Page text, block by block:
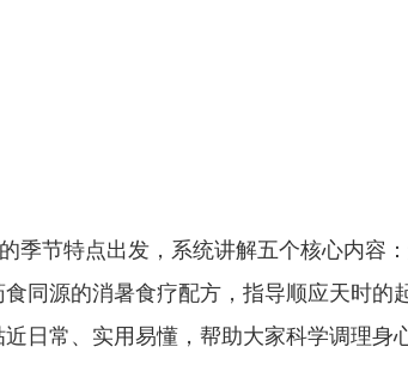
节特点出发，系统讲解五个核心内容
同源的消暑食疗配方，指导顺应天时的
日常、实用易懂，帮助大家科学调理身